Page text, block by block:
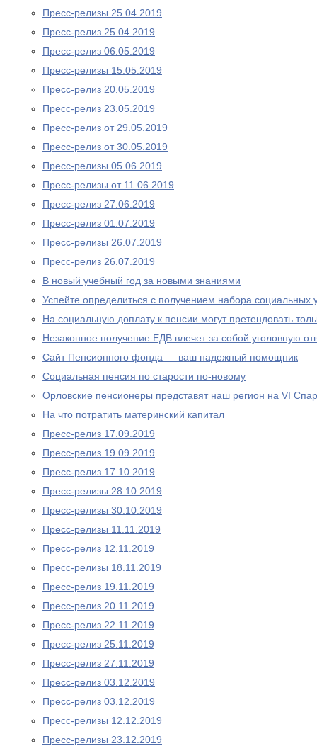
Пресс-релизы 25.04.2019
Пресс-релиз 25.04.2019
Пресс-релиз 06.05.2019
Пресс-релизы 15.05.2019
Пресс-релиз 20.05.2019
Пресс-релиз 23.05.2019
Пресс-релиз от 29.05.2019
Пресс-релиз от 30.05.2019
Пресс-релизы 05.06.2019
Пресс-релизы от 11.06.2019
Пресс-релиз 27.06.2019
Пресс-релиз 01.07.2019
Пресс-релизы 26.07.2019
Пресс-релиз 26.07.2019
В новый учебный год за новыми знаниями
Успейте определиться с получением набора социальных
На социальную доплату к пенсии могут претендовать
Незаконное получение ЕДВ влечет за собой уголовную
Сайт Пенсионного фонда — ваш надежный помощник
Социальная пенсия по старости по-новому
Орловские пенсионеры представят наш регион на VI
На что потратить материнский капитал
Пресс-релиз 17.09.2019
Пресс-релиз 19.09.2019
Пресс-релиз 17.10.2019
Пресс-релизы 28.10.2019
Пресс-релизы 30.10.2019
Пресс-релизы 11.11.2019
Пресс-релиз 12.11.2019
Пресс-релизы 18.11.2019
Пресс-релиз 19.11.2019
Пресс-релиз 20.11.2019
Пресс-релиз 22.11.2019
Пресс-релиз 25.11.2019
Пресс-релиз 27.11.2019
Пресс-релиз 03.12.2019
Пресс-релиз 03.12.2019
Пресс-релизы 12.12.2019
Пресс-релизы 23.12.2019